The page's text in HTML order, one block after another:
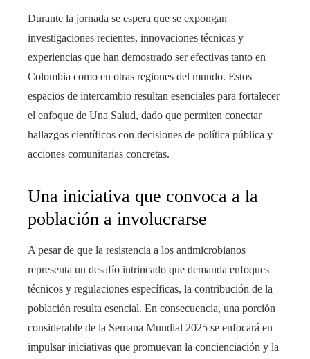
Durante la jornada se espera que se expongan
investigaciones recientes, innovaciones técnicas y
experiencias que han demostrado ser efectivas tanto en
Colombia como en otras regiones del mundo. Estos
espacios de intercambio resultan esenciales para fortalecer
el enfoque de Una Salud, dado que permiten conectar
hallazgos científicos con decisiones de política pública y
acciones comunitarias concretas.
Una iniciativa que convoca a la
población a involucrarse
A pesar de que la resistencia a los antimicrobianos
representa un desafío intrincado que demanda enfoques
técnicos y regulaciones específicas, la contribución de la
población resulta esencial. En consecuencia, una porción
considerable de la Semana Mundial 2025 se enfocará en
impulsar iniciativas que promuevan la concienciación y la